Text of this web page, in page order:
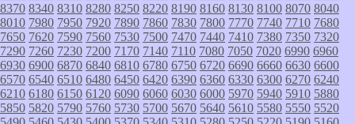
8370 8340 8310 8280 8250 8220 8190 8160 8130 8100 8070 8040
8010 7980 7950 7920 7890 7860 7830 7800 7770 7740 7710 7680
7650 7620 7590 7560 7530 7500 7470 7440 7410 7380 7350 7320
7290 7260 7230 7200 7170 7140 7110 7080 7050 7020 6990 6960
6930 6900 6870 6840 6810 6780 6750 6720 6690 6660 6630 6600
6570 6540 6510 6480 6450 6420 6390 6360 6330 6300 6270 6240
6210 6180 6150 6120 6090 6060 6030 6000 5970 5940 5910 5880
5850 5820 5790 5760 5730 5700 5670 5640 5610 5580 5550 5520